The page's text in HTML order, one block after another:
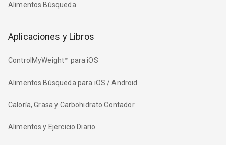
Alimentos Búsqueda
Aplicaciones y Libros
ControlMyWeight™ para iOS
Alimentos Búsqueda para iOS / Android
Caloría, Grasa y Carbohidrato Contador
Alimentos y Ejercicio Diario